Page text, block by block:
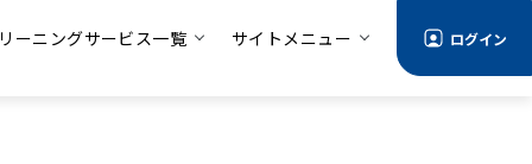
ーニングサービス一覧 サイトメニュー ログイン